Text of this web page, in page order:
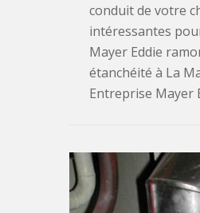
conduit de votre
intéressantes
Mayer Eddie
étanchéité à La
Entreprise Mayer